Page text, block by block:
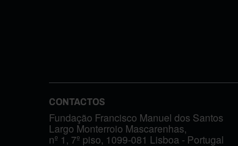
CONTACTOS
Fundação Francisco Manuel dos Santos
Largo Monterroio Mascarenhas,
nº 1, 7º piso, 1099-081 Lisboa - Portugal